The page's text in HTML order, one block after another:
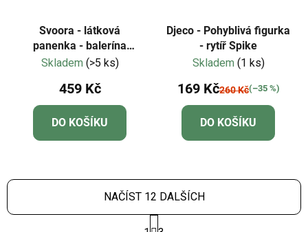
Svoora - látková
panenka - balerína
"CARMEN"
Skladem (>5 ks)
459 Kč
DO KOŠÍKU
Djeco - Pohyblivá figurka
- rytíř Spike
Skladem (1 ks)
169 Kč260 Kč(–35 %)
DO KOŠÍKU
NAČÍST 12 DALŠÍCH